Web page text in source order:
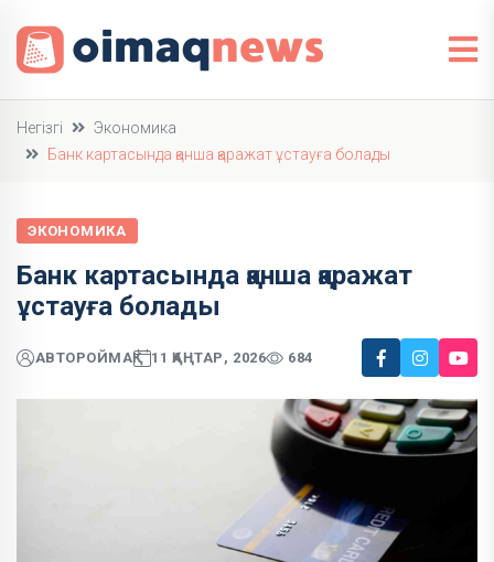
Негізгі
Экономика
Банк картасында қанша қаражат ұстауға болады
ЭКОНОМИКА
Банк картасында қанша қаражат
ұстауға болады
АВТОРОЙМАҚ 11 ҚАҢТАР, 2026 684